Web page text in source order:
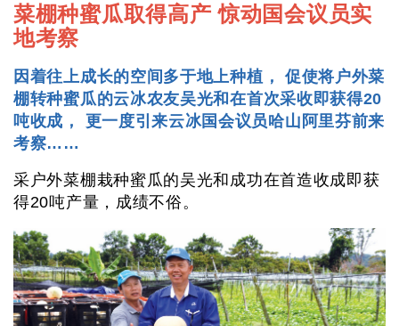
菜棚种蜜瓜取得高产 惊动国会议员实
地考察
因着往上成长的空间多于地上种植， 促使将户外菜
棚转种蜜瓜的云冰农友吴光和在首次采收即获得20
吨收成， 更一度引来云冰国会议员哈山阿里芬前来
考察……
采户外菜棚栽种蜜瓜的吴光和成功在首造收成即获
得20吨产量，成绩不俗。